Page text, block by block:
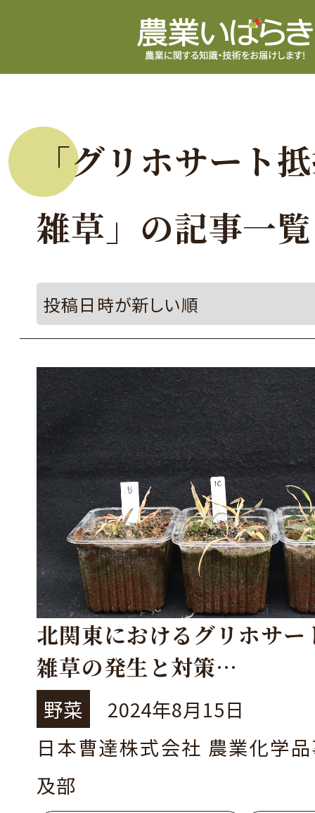
「グリホサート
雑草」の記事一覧
北関東におけるグリホサー
雑草の発生と対策
～ナブ乳剤を利用した抵抗
策～
野菜
2024年8月15日
日本曹達株式会社 農業化学
及部